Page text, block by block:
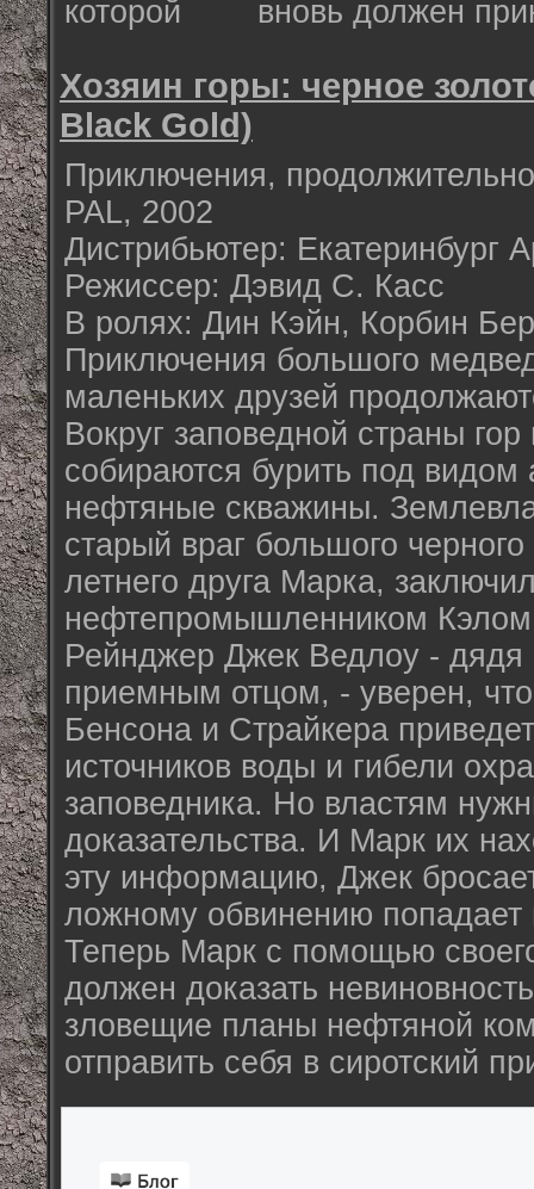
которой вновь должен
Хозяин горы: черное
Black Gold)
Приключения,
PAL, 2002
Дистрибьютер: Екатеринбург
Режиссер: Дэвид С. Касс
В ролях: Дин Кэйн, Корбин
Приключения большого
маленьких друзей
Вокруг заповедной страны
собираются бурить под видом
нефтяные скважины.
старый враг большого
летнего друга Марка,
нефтепромышленником
Рейнджер Джек Ведлоу - дядя
приемным отцом, - уверен,
Бенсона и Страйкера
источников воды и гибели
заповедника. Но властям
доказательства. И Марк их
эту информацию, Джек
ложному обвинению попадает
Теперь Марк с помощью
должен доказать
зловещие планы нефтяной
отправить себя в сиротский